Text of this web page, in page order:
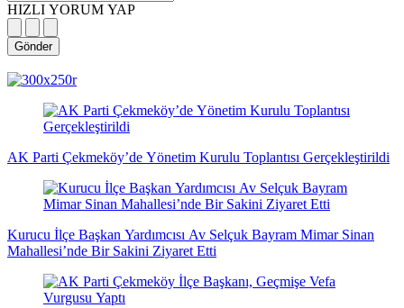
HIZLI YORUM YAP
Gönder
haberleri
haberleri
haberleri
dakika
haberleri
dakika
haberleri
dakika
haberleri
haberler
haberler
haberleri
haberleri
haberleri
AK Parti Çekmeköy’de Yönetim Kurulu Toplantısı Gerçekleştirildi
Kurucu İlçe Başkan Yardımcısı Av Selçuk Bayram Mimar Sinan
Mahallesi’nde Bir Sakini Ziyaret Etti